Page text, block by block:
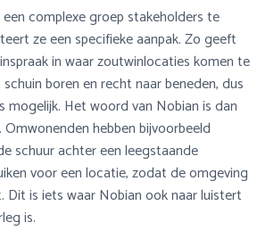
complexe groep stakeholders te
ze een specifieke aanpak. Zo geeft
in waar zoutwinlocaties komen te
boren en recht naar beneden, dus
mogelijk. Het woord van Nobian is dan
hebben bijvoorbeeld
schuur achter een leegstaande
voor een locatie, zodat de omgeving
Dit is iets waar Nobian ook naar luistert
is.